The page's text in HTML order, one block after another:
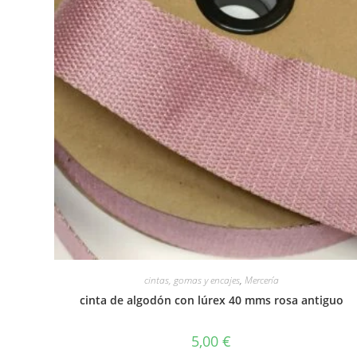
cintas, gomas y encajes, Mercería
cinta de algodón con lúrex 40 mms rosa antiguo
5,00€